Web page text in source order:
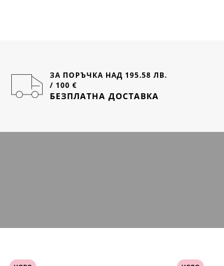
ЗА ПОРЪЧКА НАД 195.58 ЛВ.
/ 100 €
БЕЗПЛАТНА ДОСТАВКА